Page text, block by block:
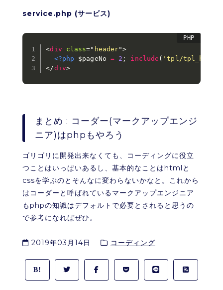
service.php (サービス)
<div class=" header">
<?php
$pageNo = 2 ; include ( 'tpl/
</div>
まとめ : コーダー(マークアップエンジ
ニア)はphpもやろう
ゴリゴリに開発出来なくても、コーディングに役立
つことはいっぱいあるし、基本的なことはhtmlと
cssを学ぶのとそんなに変わらないかなと。これから
はコーダーと呼ばれているマークアップエンジニア
もphpの知識はデフォルトで必要とされると思うの
で参考になればぜひ。
2019年03月14日 コーディング